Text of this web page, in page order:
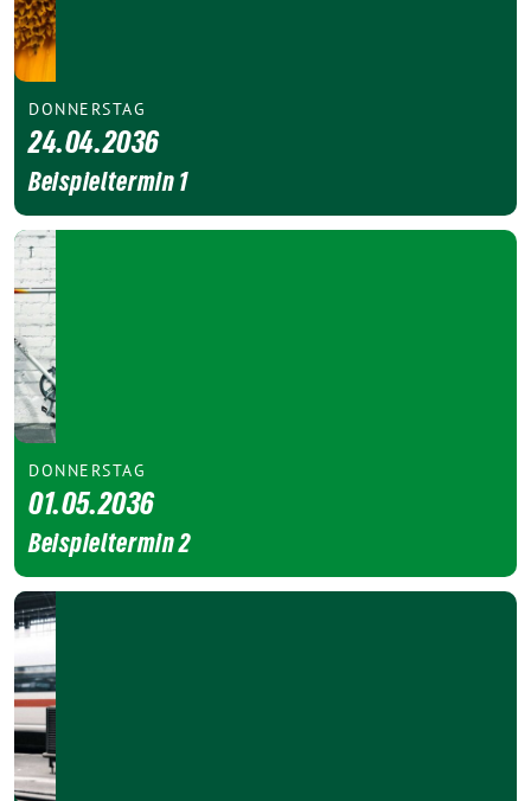
DONNERSTAG
24.04.2036
Beispieltermin 1
DONNERSTAG
01.05.2036
Beispieltermin 2